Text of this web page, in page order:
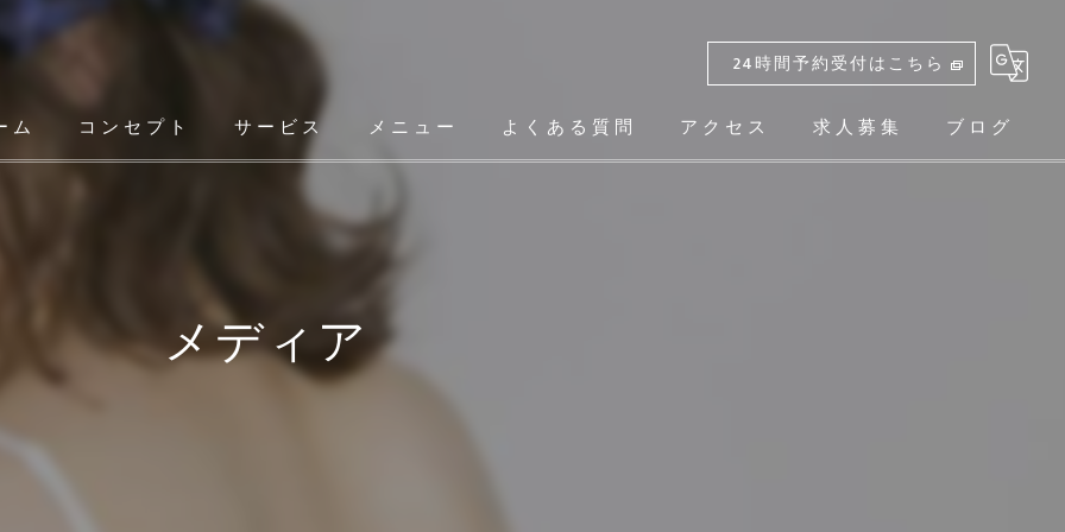
24時間予約受付はこちら
ム コンセプト サービス メニュー よくある質問 アクセス 求人募集 ブログ
メディア